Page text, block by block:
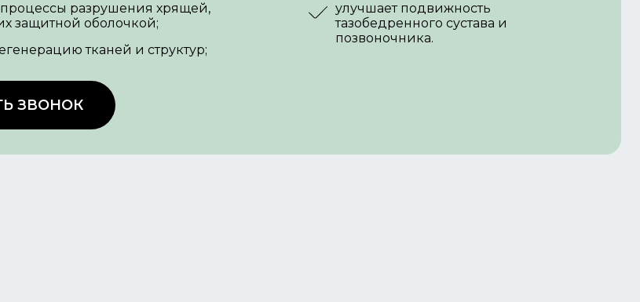
ЗВОНОК
разрушения хрящей,
защитной оболочкой;
улучшает подвижность
тазобедренного сустава и
позвоночника.
тканей и структур;